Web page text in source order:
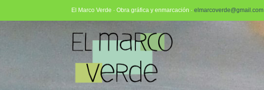
El Marco Verde · Obra gráfica y enmarcación · elmarcoverde@gmail.com